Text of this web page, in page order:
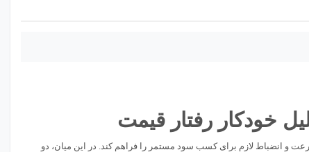
و انضباط لازم برای کسب سود مستمر را فراهم کند. در این میان، دو